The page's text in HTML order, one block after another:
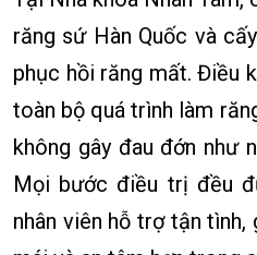
răng sứ Hàn Quốc và
phục hồi răng mất. Điều
toàn bộ quá trình làm
không gây đau đớn như
Mọi bước điều trị đều
nhân viên hỗ trợ tận